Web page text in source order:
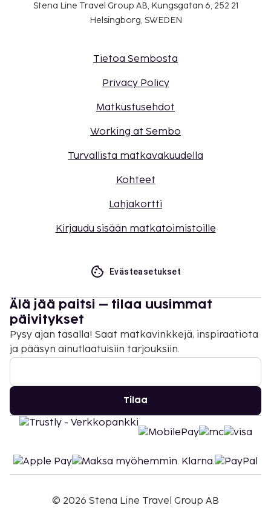
Stena Line Travel Group AB, Kungsgatan 6, 252 21
Helsingborg, SWEDEN
Tietoa Sembosta
Privacy Policy
Matkustusehdot
Working at Sembo
Turvallista matkavakuudella
Kohteet
Lahjakortti
Kirjaudu sisään matkatoimistoille
Evästeasetukset
Älä jää paitsi – tilaa uusimmat
päivitykset
Pysy ajan tasalla! Saat matkavinkkejä, inspiraatiota
ja pääsyn ainutlaatuisiin tarjouksiin.
Tilaa
© 2026 Stena Line Travel Group AB